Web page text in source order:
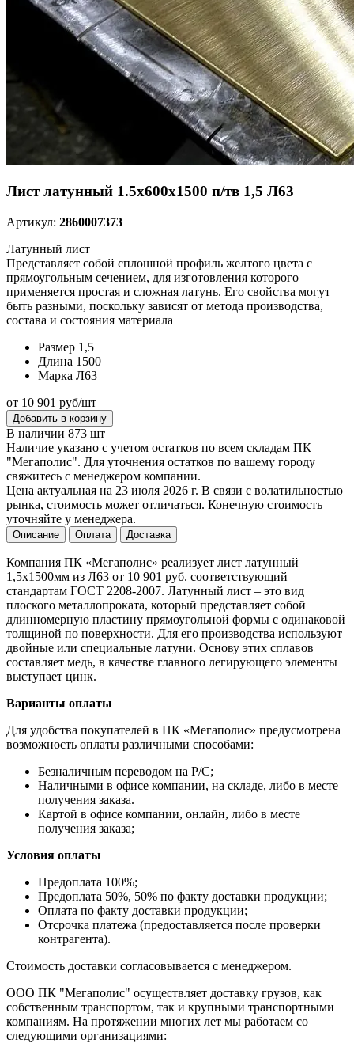
Лист латунный 1.5х600х1500 п/тв 1,5 Л63
Артикул: 2860007373
Латунный лист
Представляет собой сплошной профиль желтого цвета с
прямоугольным сечением, для изготовления которого
применяется простая и сложная латунь. Его свойства могут
быть разными, поскольку зависят от метода производства,
состава и состояния материала
Размер 1,5
Длина 1500
Марка Л63
от 10 901 руб/шт
Добавить в корзину
В наличии 873 шт
Наличие указано с учетом остатков по всем складам ПК
"Мегаполис". Для уточнения остатков по вашему городу
свяжитесь с менеджером компании.
Цена актуальная на 23 июля 2026 г. В связи с волатильностью
рынка, стоимость может отличаться. Конечную стоимость
уточняйте у менеджера.
Описание Оплата Доставка
Компания ПК «Мегаполис» реализует лист латунный
1,5х1500мм из Л63 от 10 901 руб. соответствующий
стандартам ГОСТ 2208-2007. Латунный лист – это вид
плоского металлопроката, который представляет собой
длинномерную пластину прямоугольной формы с одинаковой
толщиной по поверхности. Для его производства используют
двойные или специальные латуни. Основу этих сплавов
составляет медь, в качестве главного легирующего элементы
выступает цинк.
Варианты оплаты
Для удобства покупателей в ПК «Мегаполис» предусмотрена
возможность оплаты различными способами:
Безналичным переводом на Р/С;
Наличными в офисе компании, на складе, либо в месте
получения заказа.
Картой в офисе компании, онлайн, либо в месте
получения заказа;
Условия оплаты
Предоплата 100%;
Предоплата 50%, 50% по факту доставки продукции;
Оплата по факту доставки продукции;
Отсрочка платежа (предоставляется после проверки
контрагента).
Стоимость доставки согласовывается с менеджером.
ООО ПК "Мегаполис" осуществляет доставку грузов, как
собственным транспортом, так и крупными транспортными
компаниям. На протяжении многих лет мы работаем со
следующими организациями: